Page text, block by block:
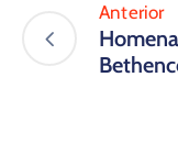
Anterior